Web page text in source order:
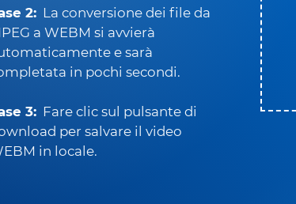
2: La conversione dei file da
a WEBM si avvierà
e sarà
in pochi secondi.
3: Fare clic sul pulsante di
per salvare il video
in locale.